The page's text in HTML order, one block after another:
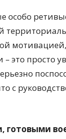
особо
мотивацией,
это просто
с
готовыми